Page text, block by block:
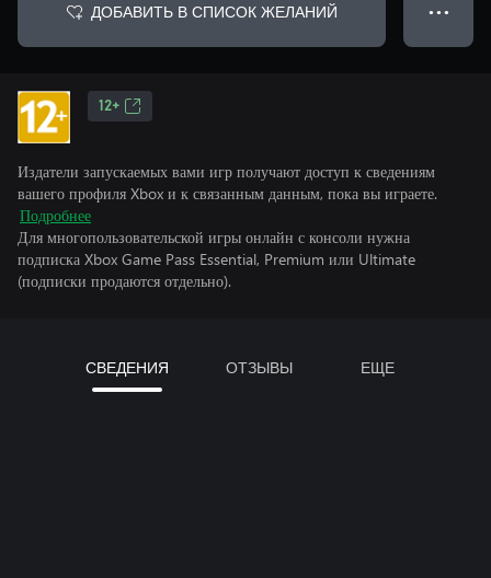
ДОБАВИТЬ В СПИСОК ЖЕЛАНИЙ ● ● ●
12+
Издатели запускаемых вами игр получают доступ к сведениям
вашего профиля Xbox и к связанным данным, пока вы играете.
Подробнее
Для многопользовательской игры онлайн с консоли нужна
подписка Xbox Game Pass Essential, Premium или Ultimate
(подписки продаются отдельно).
СВЕДЕНИЯ ОТЗЫВЫ ЕЩЕ